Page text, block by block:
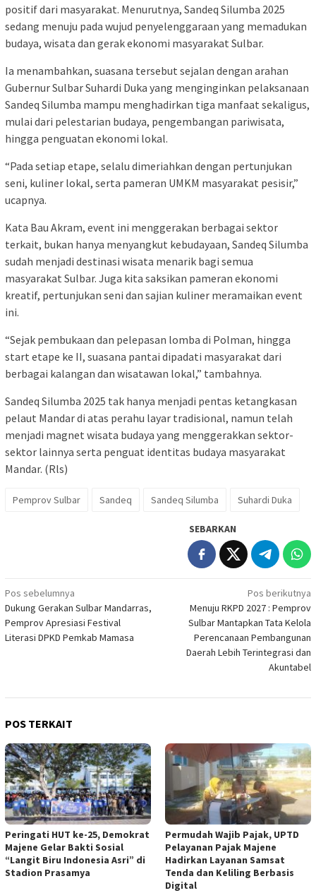
positif dari masyarakat. Menurutnya, Sandeq Silumba 2025
sedang menuju pada wujud penyelenggaraan yang memadukan
budaya, wisata dan gerak ekonomi masyarakat Sulbar.
Ia menambahkan, suasana tersebut sejalan dengan arahan
Gubernur Sulbar Suhardi Duka yang menginginkan pelaksanaan
Sandeq Silumba mampu menghadirkan tiga manfaat sekaligus,
mulai dari pelestarian budaya, pengembangan pariwisata,
hingga penguatan ekonomi lokal.
“Pada setiap etape, selalu dimeriahkan dengan pertunjukan
seni, kuliner lokal, serta pameran UMKM masyarakat pesisir,”
ucapnya.
Kata Bau Akram, event ini menggerakan berbagai sektor
terkait, bukan hanya menyangkut kebudayaan, Sandeq Silumba
sudah menjadi destinasi wisata menarik bagi semua
masyarakat Sulbar. Juga kita saksikan pameran ekonomi
kreatif, pertunjukan seni dan sajian kuliner meramaikan event
ini.
“Sejak pembukaan dan pelepasan lomba di Polman, hingga
start etape ke II, suasana pantai dipadati masyarakat dari
berbagai kalangan dan wisatawan lokal,” tambahnya.
Sandeq Silumba 2025 tak hanya menjadi pentas ketangkasan
pelaut Mandar di atas perahu layar tradisional, namun telah
menjadi magnet wisata budaya yang menggerakkan sektor-
sektor lainnya serta penguat identitas budaya masyarakat
Mandar. (Rls)
Pemprov Sulbar Sandeq Sandeq Silumba Suhardi Duka
SEBARKAN
Navigasi
pos
Pos sebelumnya
Dukung Gerakan Sulbar Mandarras,
Pemprov Apresiasi Festival
Literasi DPKD Pemkab Mamasa
Pos berikutnya
Menuju RKPD 2027 : Pemprov
Sulbar Mantapkan Tata Kelola
Perencanaan Pembangunan
Daerah Lebih Terintegrasi dan
Akuntabel
POS TERKAIT
Peringati HUT ke-25, Demokrat
Majene Gelar Bakti Sosial
“Langit Biru Indonesia Asri” di
Stadion Prasamya
Permudah Wajib Pajak, UPTD
Pelayanan Pajak Majene
Hadirkan Layanan Samsat
Tenda dan Keliling Berbasis
Digital